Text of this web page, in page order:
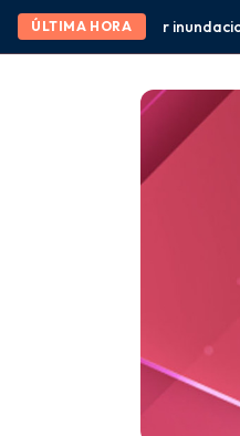
ÚLTIMA HORA
durante la temporada de